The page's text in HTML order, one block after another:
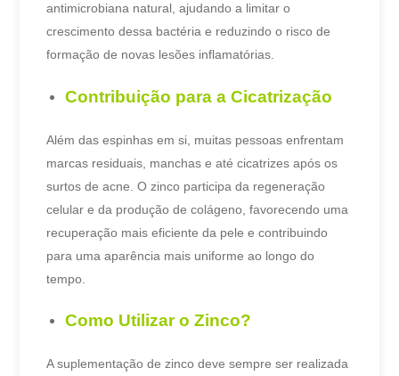
antimicrobiana natural, ajudando a limitar o
crescimento dessa bactéria e reduzindo o risco de
formação de novas lesões inflamatórias.
Contribuição para a Cicatrização
Além das espinhas em si, muitas pessoas enfrentam
marcas residuais, manchas e até cicatrizes após os
surtos de acne.O zinco participa da regeneração
celular e da produção de colágeno, favorecendo uma
recuperação mais eficiente da pele e contribuindo
para uma aparência mais uniforme ao longo do
tempo.
Como Utilizar o Zinco?
A suplementação de zinco deve sempre ser realizada